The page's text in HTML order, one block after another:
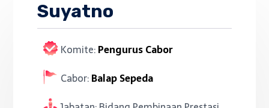
Suyatno
Komite:Pengurus Cabor
Cabor:Balap Sepeda